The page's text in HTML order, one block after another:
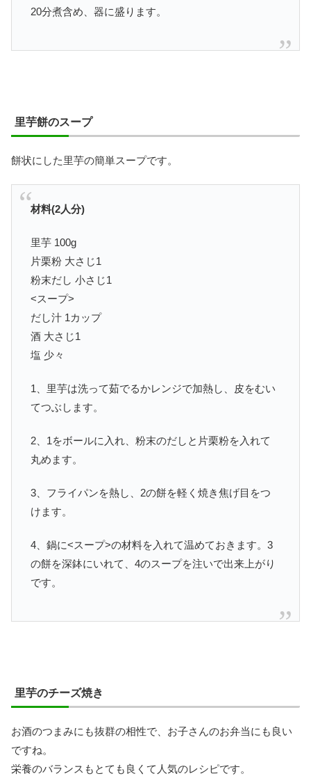
20分煮含め、器に盛ります。
里芋餅のスープ
餅状にした里芋の簡単スープです。
材料(2人分)
里芋 100g
片栗粉 大さじ1
粉末だし 小さじ1
<スープ>
だし汁 1カップ
酒 大さじ1
塩 少々
1、里芋は洗って茹でるかレンジで加熱し、皮をむい
てつぶします。
2、1をボールに入れ、粉末のだしと片栗粉を入れて
丸めます。
3、フライパンを熱し、2の餅を軽く焼き焦げ目をつ
けます。
4、鍋に<スープ>の材料を入れて温めておきます。3
の餅を深鉢にいれて、4のスープを注いで出来上がり
です。
里芋のチーズ焼き
お酒のつまみにも抜群の相性で、お子さんのお弁当にも良い
ですね。
栄養のバランスもとても良くて人気のレシピです。